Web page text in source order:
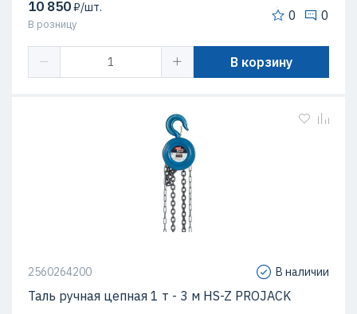
10 850₽/шт.
В розницу
0 0
В корзину
2560264200 В наличии
Таль ручная цепная 1 т - 3 м HS-Z PROJACK